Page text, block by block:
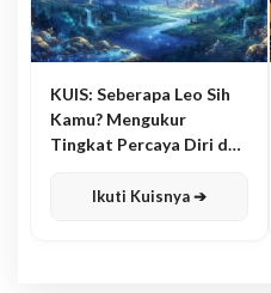
KUIS: Seberapa Leo Sih
Kamu? Mengukur
Tingkat Percaya Diri dan
Ikuti Kuisnya ➔